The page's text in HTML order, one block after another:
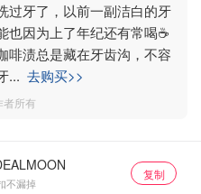
过牙了，以前一副洁白的牙
也因为上了年纪还有常喝☕️
啡渍总是藏在牙齿沟，不容
... 去购买>>
所有
不漏掉
复制